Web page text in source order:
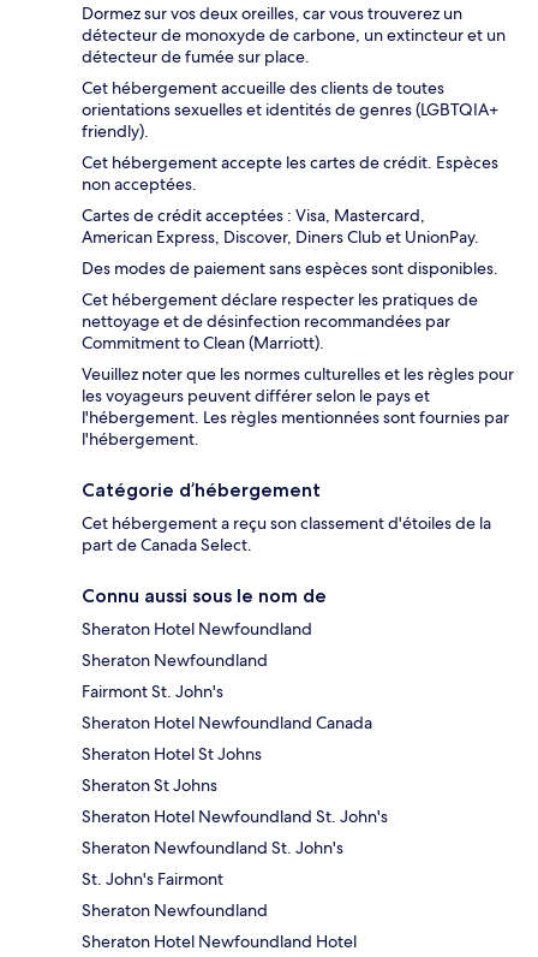
Dormez sur vos deux oreilles, car vous trouverez un
détecteur de monoxyde de carbone, un extincteur et un
détecteur de fumée sur place.
Cet hébergement accueille des clients de toutes
orientations sexuelles et identités de genres (LGBTQIA+
friendly).
Cet hébergement accepte les cartes de crédit. Espèces
non acceptées.
Cartes de crédit acceptées : Visa, Mastercard,
American Express, Discover, Diners Club et UnionPay.
Des modes de paiement sans espèces sont disponibles.
Cet hébergement déclare respecter les pratiques de
nettoyage et de désinfection recommandées par
Commitment to Clean (Marriott).
Veuillez noter que les normes culturelles et les règles pour
les voyageurs peuvent différer selon le pays et
l'hébergement. Les règles mentionnées sont fournies par
l'hébergement.
Catégorie d’hébergement
Cet hébergement a reçu son classement d'étoiles de la
part de Canada Select.
Connu aussi sous le nom de
Sheraton Hotel Newfoundland
Sheraton Newfoundland
Fairmont St. John's
Sheraton Hotel Newfoundland Canada
Sheraton Hotel St Johns
Sheraton St Johns
Sheraton Hotel Newfoundland St. John's
Sheraton Newfoundland St. John's
St. John's Fairmont
Sheraton Newfoundland
Sheraton Hotel Newfoundland Hotel